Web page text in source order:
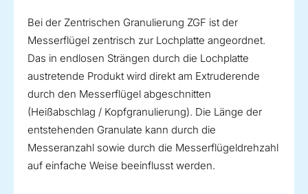
Bei der Zentrischen Granulierung ZGF ist der
Messerflügel zentrisch zur Lochplatte angeordnet.
Das in endlosen Strängen durch die Lochplatte
austretende Produkt wird direkt am Extruderende
durch den Messerflügel abgeschnitten
(Heißabschlag / Kopfgranulierung). Die Länge der
entstehenden Granulate kann durch die
Messeranzahl sowie durch die Messerflügeldrehzahl
auf einfache Weise beeinflusst werden.